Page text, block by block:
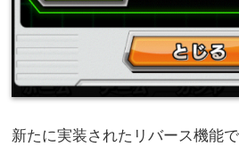
新たに実装されたリバース機能